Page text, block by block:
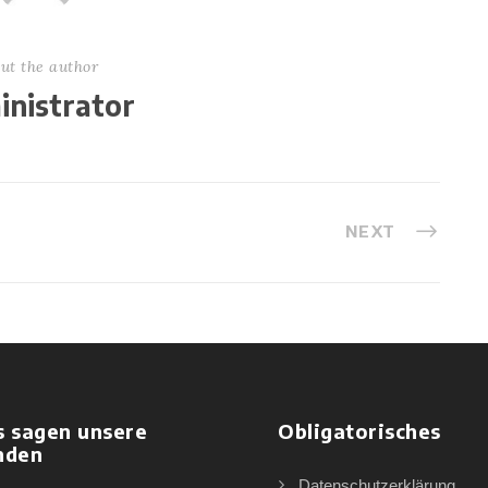
the author
NEXT
sagen unsere
Obligatorisches